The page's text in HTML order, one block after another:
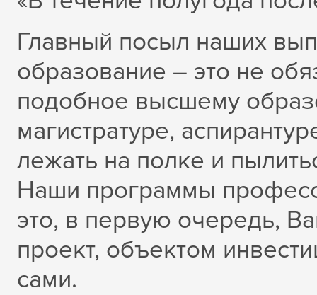
Главный посыл наших
образование – это не
подобное высшему
магистратуре,
лежать на полке и
Наши программы
это, в первую очередь,
проект, объектом
сами.